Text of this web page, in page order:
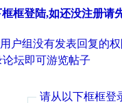
框登陆,如还没注册请
户组没有发表回复的
坛即可游览帖子
请从以下框框登